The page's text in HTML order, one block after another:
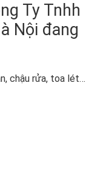
Ty Tnhh
Nội đang
chậu rửa, toa lét…